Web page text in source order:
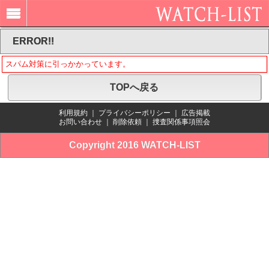
ERROR!!
スパム対策に引っかかっています。
TOPへ戻る
利用規約 プライバシーポリシー
広告掲載
お問い合わせ
削除依頼 捜査関係事項照会
Copyright 2016 WATCH-LIST